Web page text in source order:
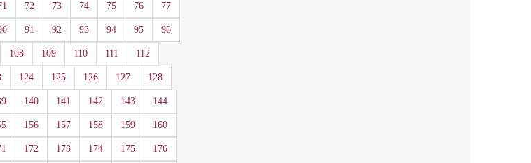
72 73 74 75 76 77
91 92 93 94 95 96
108 109 110 111 112
124 125 126 127 128
140 141 142 143 144
156 157 158 159 160
172 173 174 175 176